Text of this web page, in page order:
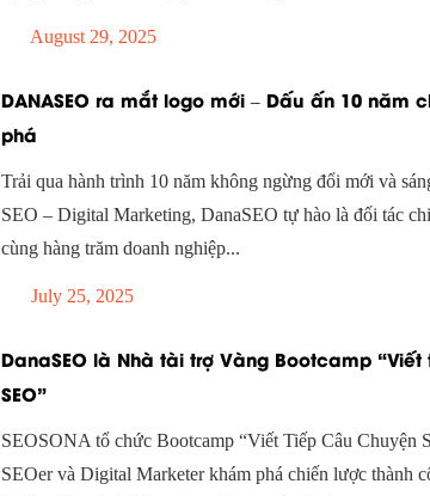
August 29, 2025
DANASEO ra mắt logo mới – Dấu ấn 10 năm
phá
Trải qua hành trình 10 năm không ngừng đổi mới và
SEO – Digital Marketing, DanaSEO tự hào là đối tác
cùng hàng trăm doanh nghiệp...
July 25, 2025
DanaSEO là Nhà tài trợ Vàng Bootcamp
SEO”
SEOSONA tổ chức Bootcamp “Viết Tiếp Câu Chuyện
SEOer và Digital Marketer khám phá chiến lược thành